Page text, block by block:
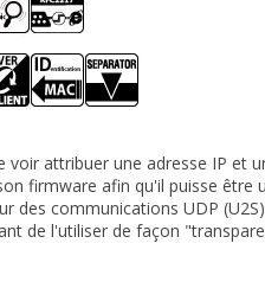
attribuer une adresse IP et
firmware afin qu'il puisse être
des communications UDP
de l'utiliser de façon